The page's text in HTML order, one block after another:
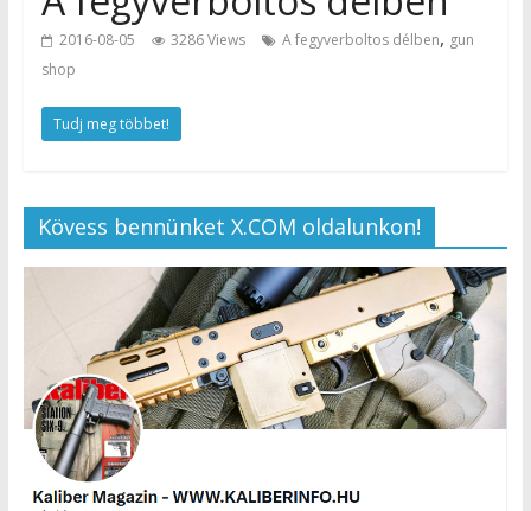
2016-08-05 3286 Views A fegyverboltos délben, gun
shop
Tudj meg többet!
Kövess bennünket X.COM oldalunkon!